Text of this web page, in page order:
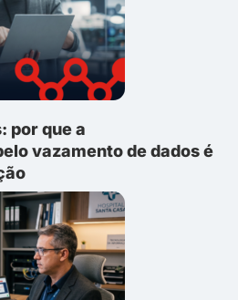
por que a
vazamento de dados é